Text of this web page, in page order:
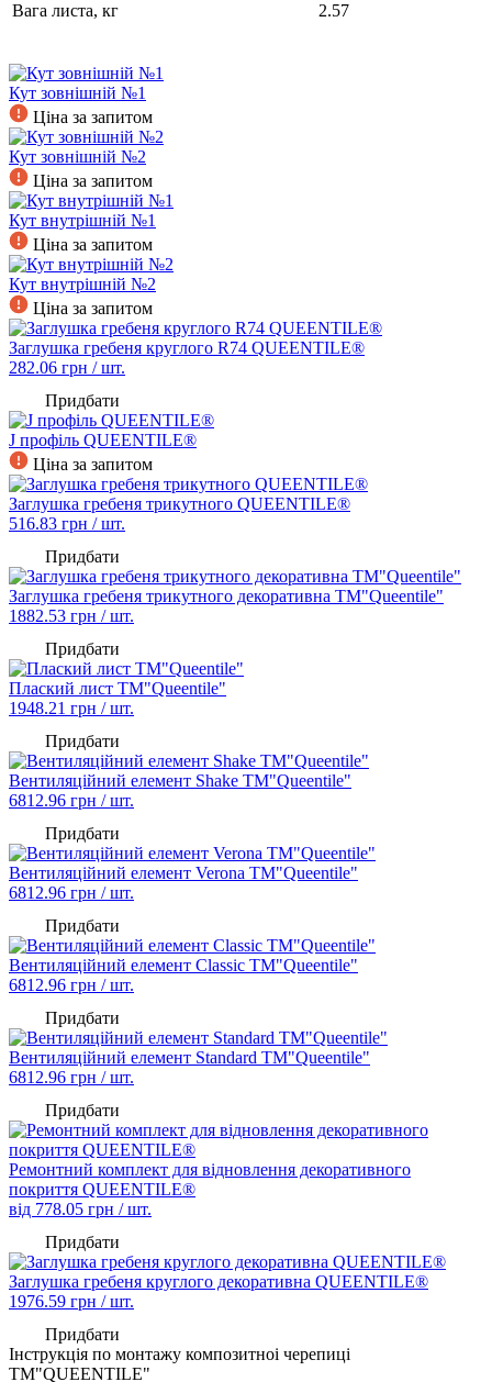
Вага листа, кг
2.57
Кут зовнішній №1
Ціна за запитом
Кут зовнішній №2
Ціна за запитом
Кут внутрішній №1
Ціна за запитом
Кут внутрішній №2
Ціна за запитом
Заглушка гребеня круглого R74 QUEENTILE®
282.06 грн / шт.
Придбати
J профіль QUEENTILE®
Ціна за запитом
Заглушка гребеня трикутного QUEENTILE®
516.83 грн / шт.
Придбати
Заглушка гребеня трикутного декоративна TM"Queentile"
1882.53 грн / шт.
Придбати
Плаский лист TM"Queentile"
1948.21 грн / шт.
Придбати
Вентиляційний елемент Shake TM"Queentile"
6812.96 грн / шт.
Придбати
Вентиляційний елемент Verona TM"Queentile"
6812.96 грн / шт.
Придбати
Вентиляційний елемент Classic TM"Queentile"
6812.96 грн / шт.
Придбати
Вентиляційний елемент Standard TM"Queentile"
6812.96 грн / шт.
Придбати
Ремонтний комплект для відновлення декоративного
покриття QUEENTILE®
від 778.05 грн / шт.
Придбати
Заглушка гребеня круглого декоративна QUEENTILE®
1976.59 грн / шт.
Придбати
Iнструкція по монтажу композитноі черепиці
ТМ"QUEENTILE"